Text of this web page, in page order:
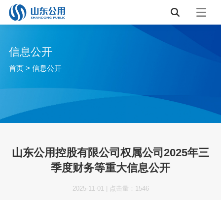
信息公开
首页> 信息公开
山东公用控股有限公司权属公司2025年三
季度财务等重大信息公开
2025-11-01 点击量： 1546